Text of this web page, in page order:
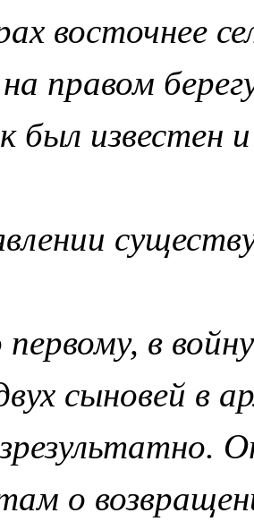
восточнее
правом
был известен
первому, в
сыновей в
о